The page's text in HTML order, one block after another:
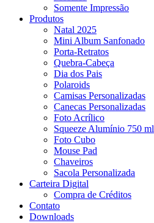
Somente Impressão
Produtos
Natal 2025
Mini Album Sanfonado
Porta-Retratos
Quebra-Cabeça
Dia dos Pais
Polaroids
Camisas Personalizadas
Canecas Personalizadas
Foto Acrílico
Squeeze Alumínio 750 ml
Foto Cubo
Mouse Pad
Chaveiros
Sacola Personalizada
Carteira Digital
Compra de Créditos
Contato
Downloads